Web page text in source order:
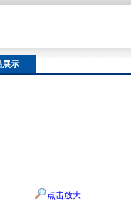
展示
点击放大